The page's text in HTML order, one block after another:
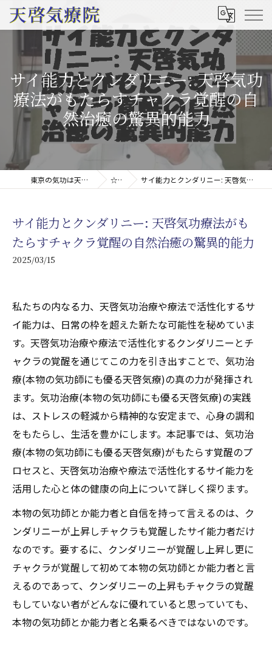
サイ能力とクンダリニー: 天啓気功
療法がもたらすチャクラ覚醒の自
然治癒の驚異的能力
東京の気功は天啓気療院(天啓気功療法治療院) ☆コラム サイ能力とクンダリニー: 天啓気功療法がもたらすチャクラ覚醒の自然治癒の驚異的能力
サイ能力とクンダリニー: 天啓気功療法がも
たらすチャクラ覚醒の自然治癒の驚異的能力
2025/03/15
私たちの内なる力、天啓気功治療や療法で活性化するサ
イ能力は、日常の枠を超えた新たな可能性を秘めていま
す。天啓気功治療や療法で活性化するクンダリニーとチ
ャクラの覚醒を通じてこの力を引き出すことで、気功治
療(本物の気功師にも優る天啓気療)の真の力が発揮され
ます。気功治療(本物の気功師にも優る天啓気療)の実践
は、ストレスの軽減から精神的な安定まで、心身の調和
をもたらし、生活を豊かにします。本記事では、気功治
療(本物の気功師にも優る天啓気療)がもたらす覚醒のプ
ロセスと、天啓気功治療や療法で活性化するサイ能力を
活用した心と体の健康の向上について詳しく探ります。
本物の気功師とか能力者と自信を持って言えるのは、ク
ンダリニーが上昇しチャクラも覚醒したサイ能力者だけ
なのです。要するに、クンダリニーが覚醒し上昇し更に
チャクラが覚醒して初めて本物の気功師とか能力者と言
えるのであって、クンダリニーの上昇もチャクラの覚醒
もしていない者がどんなに優れていると思っていても、
本物の気功師とか能力者と名乗るべきではないのです。